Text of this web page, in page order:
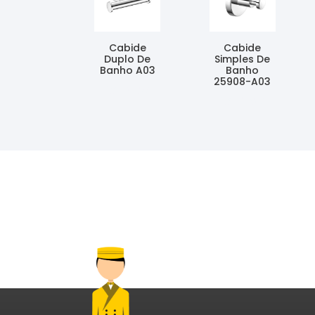
Cabide
Duplo De
Banho A03
Cabide
Simples De
Banho
25908-A03